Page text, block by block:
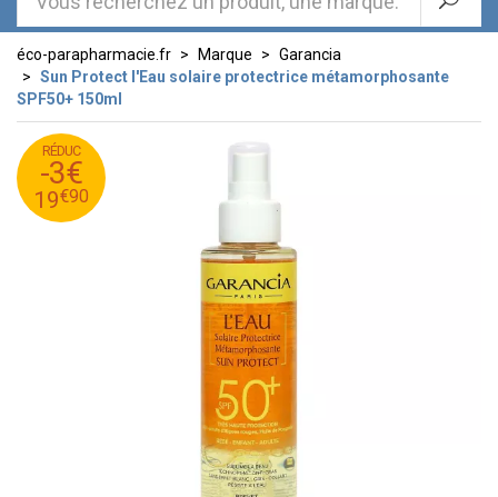
éco-parapharmacie.fr Marque
Garancia
Sun Protect l'Eau solaire protectrice métamorphosante
SPF50+ 150ml
RÉDUC
-3€
19€90
22
€
90
19
€
90